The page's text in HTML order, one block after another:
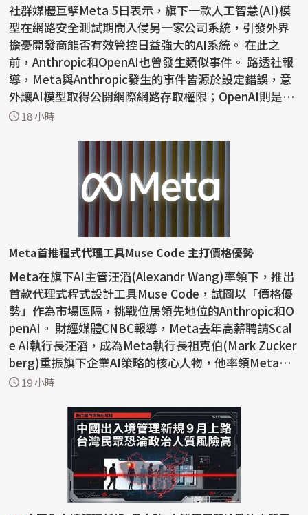
社群媒體巨擘Meta 5日表示，旗下一款人工智慧(AI)模
型在網路安全測試期間入侵另一家公司系統，引發外界
擔憂開發商能否有效管控日益強大的AI系統。 在此之
前，Anthropic和OpenAI也曾發生類似事件。 路透社報
導，Meta與Anthropic發生的事件皆源於設定錯誤，意
外讓AI模型取得公開網際網路存取權限；OpenAI則是在
網路安全...
18 小時
Meta首推程式代理工具Muse Code 主打價格優勢
Meta在旗下AI主管汪滔(Alexandr Wang)率領下，推出
首款代理式程式設計工具Muse Code，試圖以「價格優
勢」作為市場區隔，挑戰位居領先地位的Anthropic和O
penAI。 財經媒體CNBC報導，Meta去年高薪聘請Scal
e AI執行長汪滔，成為Meta執行長祖克伯(Mark Zucker
berg)重振旗下企業AI策略的核心人物，他率領Meta超
級智慧實驗室...
19 小時